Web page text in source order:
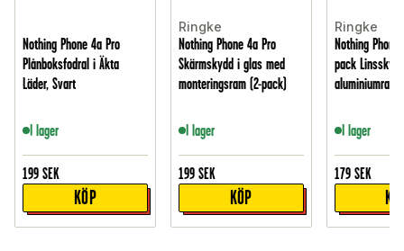
Nothing Phone 4a Pro
Plånboksfodral i Äkta
Läder, Svart
I lager
199 SEK
KÖP
Ringke
Nothing Phone 4a Pro
Skärmskydd i glas med
monteringsram (2-pack)
I lager
199 SEK
KÖP
Ringke
Nothing
pack
I lager
179 SEK